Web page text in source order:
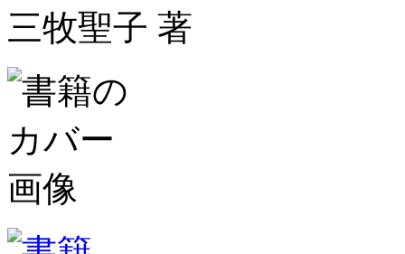
三牧聖子 著